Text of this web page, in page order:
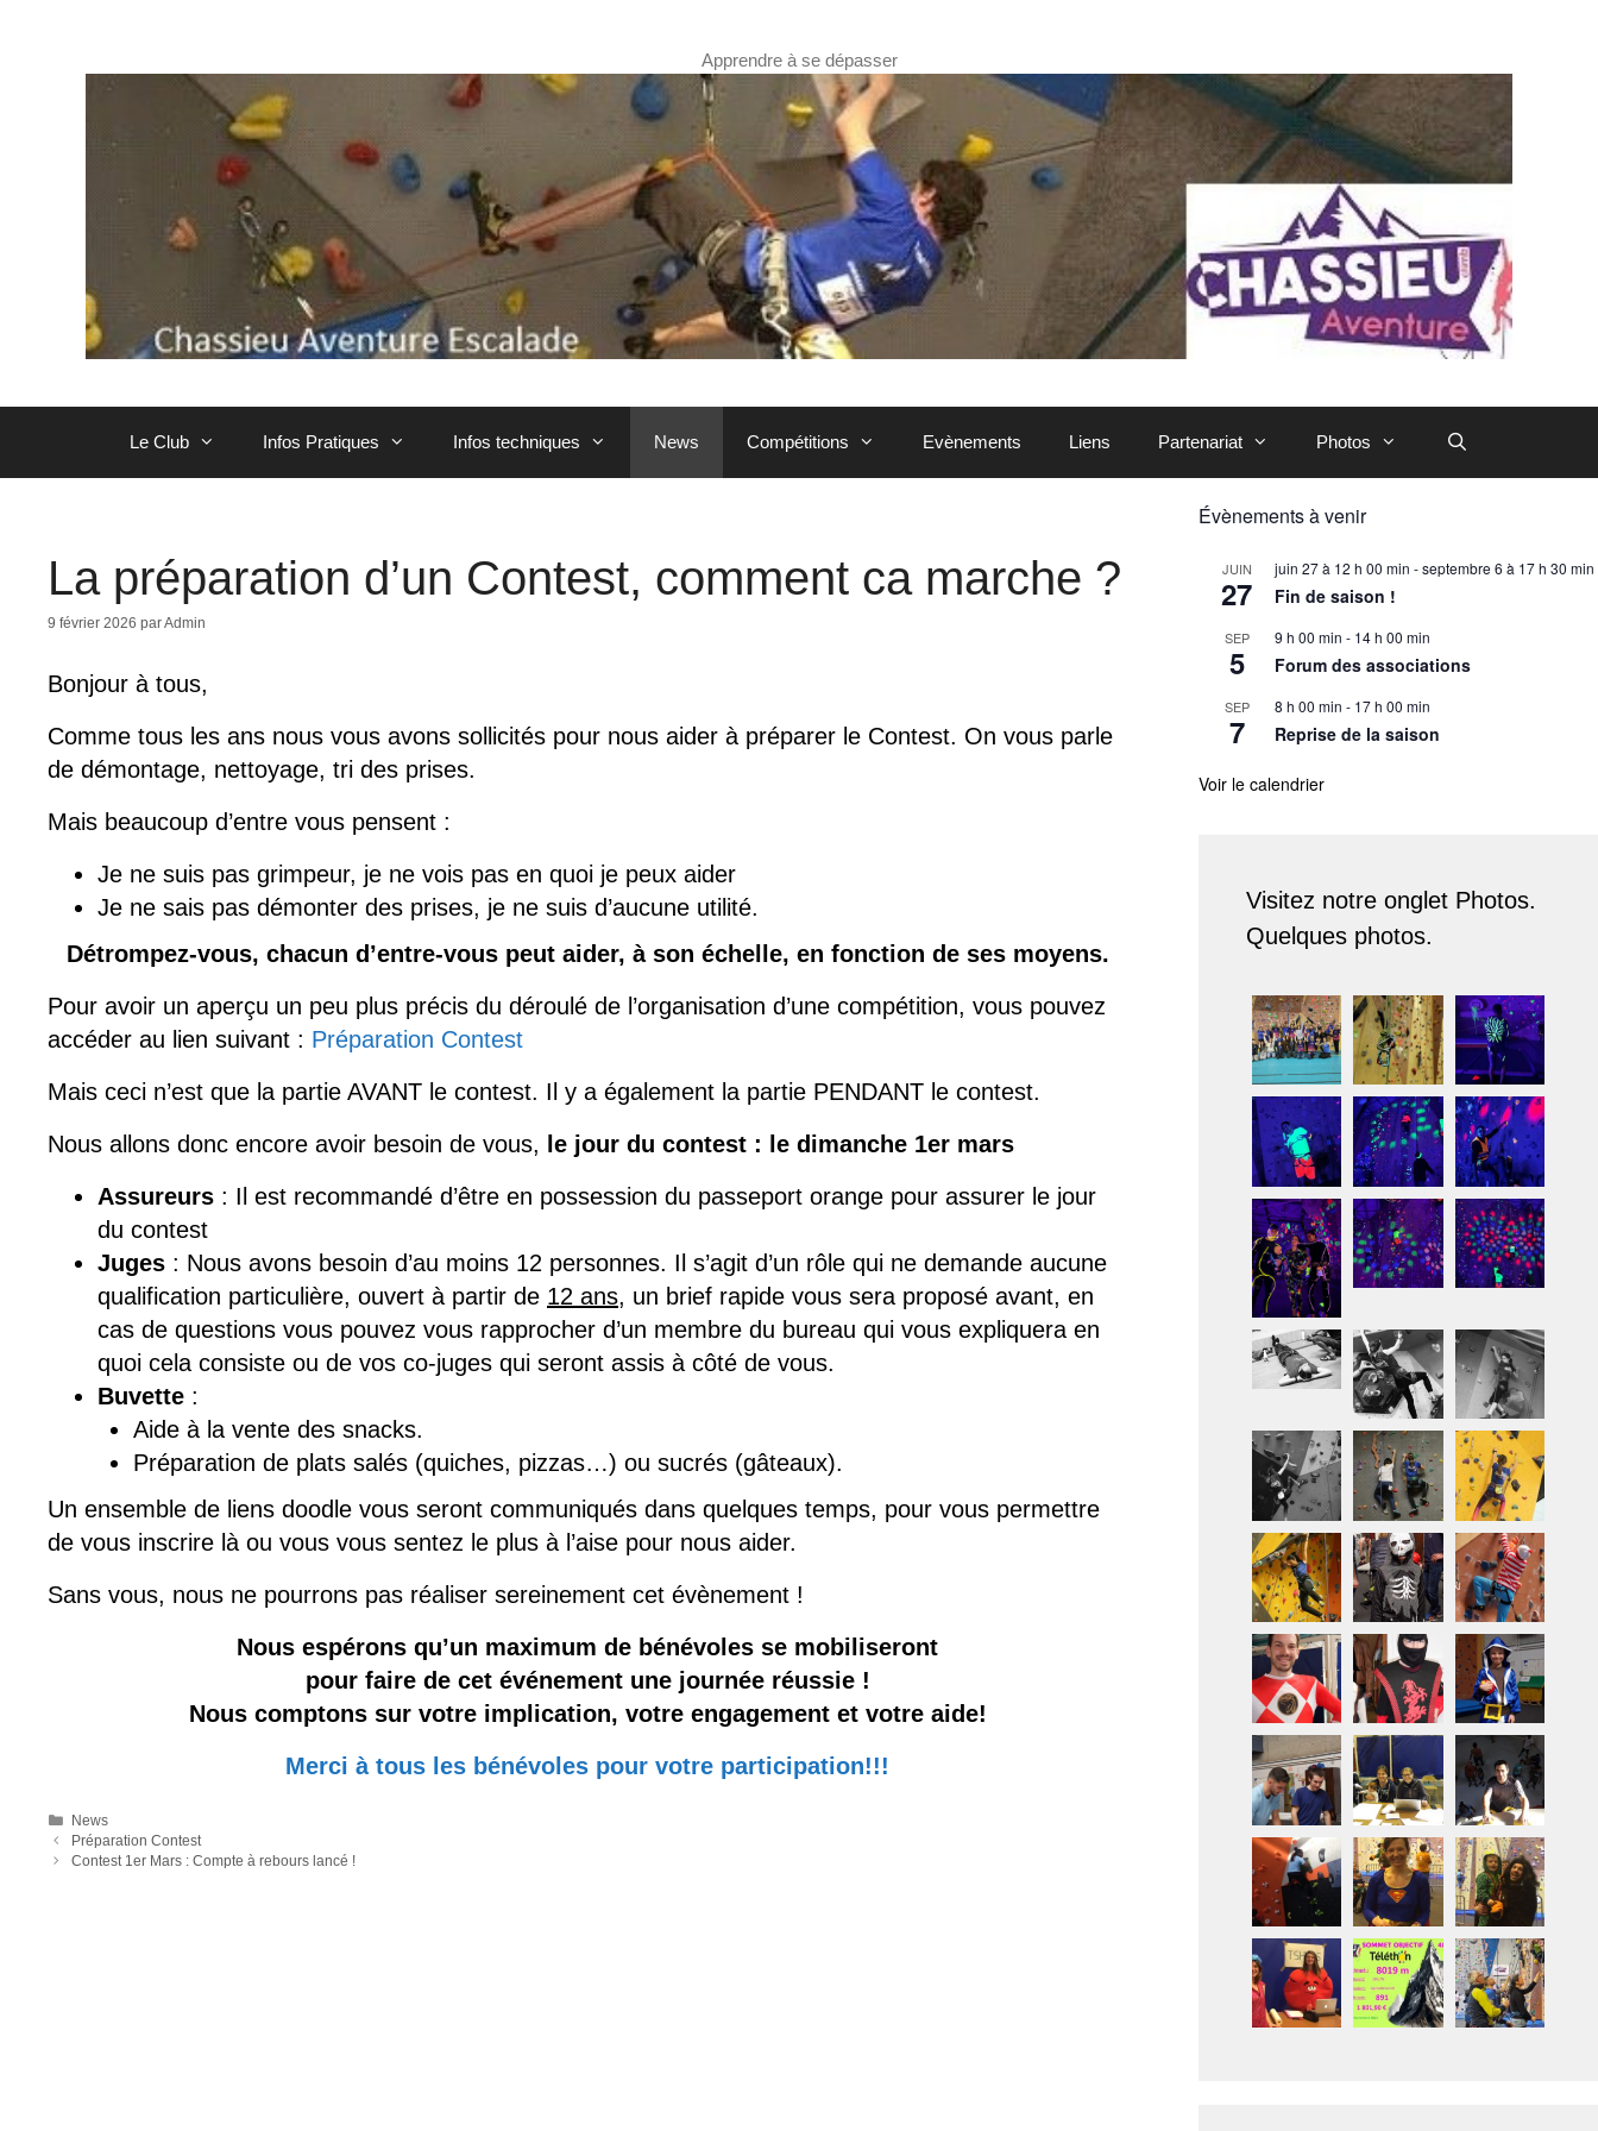
Apprendre à se dépasser
Le Club Infos Pratiques Infos techniques News Compétitions Evènements Liens Partenariat Photos
La préparation d’un Contest, comment ca marche ?
9 février 2026 parAdmin
Bonjour à tous,
Comme tous les ans nous vous avons sollicités pour nous aider à préparer le Contest. On vous parle
de démontage, nettoyage, tri des prises.
Mais beaucoup d’entre vous pensent :
Je ne suis pas grimpeur, je ne vois pas en quoi je peux aider
Je ne sais pas démonter des prises, je ne suis d’aucune utilité.
Détrompez-vous, chacun d’entre-vous peut aider, à son échelle, en fonction de ses moyens.
Pour avoir un aperçu un peu plus précis du déroulé de l’organisation d’une compétition, vous pouvez
accéder au lien suivant : Préparation Contest
Mais ceci n’est que la partie AVANT le contest. Il y a également la partie PENDANT le contest.
Nous allons donc encore avoir besoin de vous,
le jour du contest : le dimanche 1er mars
Assureurs : Il est recommandé d’être en possession du passeport orange pour assurer le jour
du contest
Juges : Nous avons besoin d’au moins 12 personnes. Il s’agit d’un rôle qui ne demande aucune
qualification particulière, ouvert à partir de 12 ans, un brief rapide vous sera proposé avant, en
cas de questions vous pouvez vous rapprocher d’un membre du bureau qui vous expliquera en
quoi cela consiste ou de vos co-juges qui seront assis à côté de vous.
Buvette :
Aide à la vente des snacks.
Préparation de plats salés (quiches, pizzas…) ou sucrés (gâteaux).
Un ensemble de liens doodle vous seront communiqués dans quelques temps, pour vous permettre
de vous inscrire là ou vous vous sentez le plus à l’aise pour nous aider.
Sans vous, nous ne pourrons pas réaliser sereinement cet évènement !
Nous espérons qu’un maximum de bénévoles se mobiliseront
pour faire de cet événement une journée réussie !
Nous comptons sur votre implication, votre engagement et votre aide!
Merci à tous les bénévoles pour votre participation!!!
Catégories
News
Préparation Contest
Contest 1er Mars : Compte à rebours lancé !
Évènements à venir
JUIN
27
juin 27 à 12 h 00 min -septembre 6 à 17 h 30 min
Fin de saison !
SEP
5
9 h 00 min - 14 h 00 min
Forum des associations
SEP
7
8 h 00 min - 17 h 00 min
Reprise de la saison
Voir le calendrier
Visitez notre onglet Photos.
Quelques photos.